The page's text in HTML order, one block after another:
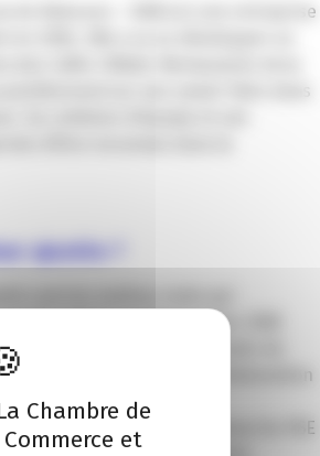
de Boissons – DAB est une entreprise
en 2004. Elle a su se développer en
des Cafés-Hôtels-Restaurants de la
positionnant sur son savoir-faire dans
Sa cohésion d’équipe et son
d’être reconnue dans la
ajoutée ?
sont les maîtres mots qui
les valeurs de l’entreprise. DAB
la vente et l’achat de fonds de
son savoir-faire à l’élaboration
à chaque type
engagement dans une démarche RSE
Chambre de
Commerce et